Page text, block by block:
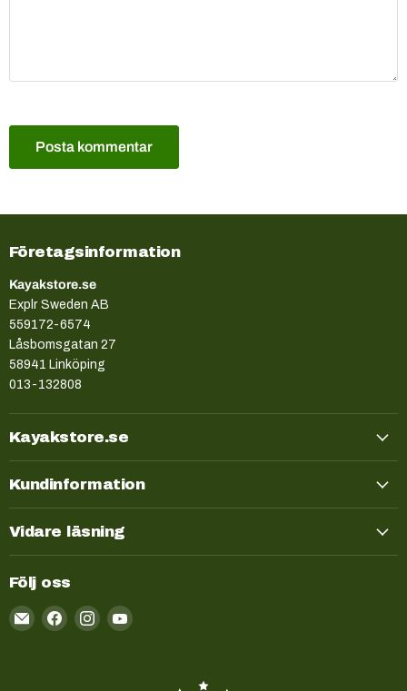
Posta kommentar
Företagsinformation
Kayakstore.se
Explr Sweden AB
559172-6574
Låsbomsgatan 27
58941 Linköping
013-132808
Kayakstore.se
Kundinformation
Vidare läsning
Följ oss
Email
Kayakstore.se